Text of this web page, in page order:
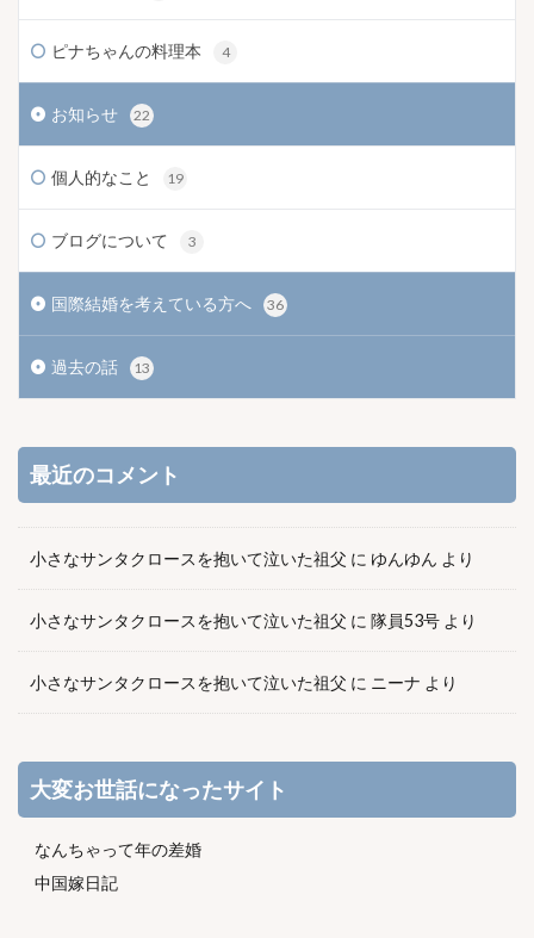
ピナちゃんの料理本 4
お知らせ 22
個人的なこと 19
ブログについて 3
国際結婚を考えている方へ 36
過去の話 13
最近のコメント
小さなサンタクロースを抱いて泣いた祖父 に ゆんゆん より
小さなサンタクロースを抱いて泣いた祖父 に 隊員53号 より
小さなサンタクロースを抱いて泣いた祖父 に ニーナ より
大変お世話になったサイト
なんちゃって年の差婚
中国嫁日記